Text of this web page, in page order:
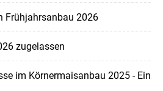
Frühjahrsanbau 2026
zugelassen
im Körnermaisanbau 2025 - Ein